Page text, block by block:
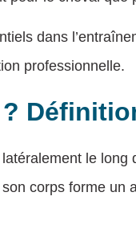
dans
professionnelle.
?
le long
corps forme un